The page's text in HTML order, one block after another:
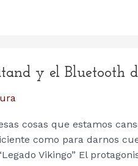
y el Bluetooth
cosas que estamos
como para darnos
Vikingo” El